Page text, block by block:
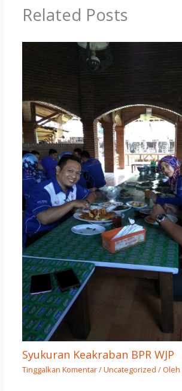
Related Posts
Syukuran Keakraban BPR WJP
Tinggalkan Komentar/Uncategorized / Oleh